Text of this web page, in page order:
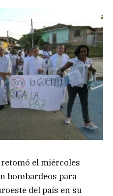
el miércoles
bombardeos para
del país en su